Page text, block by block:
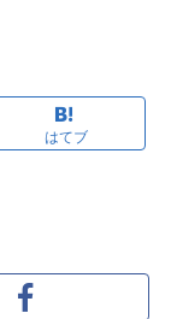
はてブ